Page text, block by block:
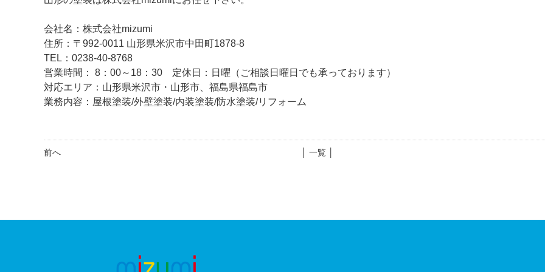
会社名：株式会社mizumi
住所：〒992-0011 山形県米沢市中田町1878-8
TEL：0238-40-8768
営業時間： 8：00～18：30 定休日：日曜（ご相談日曜日でも承っております）
対応エリア：山形県米沢市・山形市、福島県福島市
業務内容：屋根塗装/外壁塗装/内装塗装/防水塗装/リフォーム
前へ │ 一覧 │